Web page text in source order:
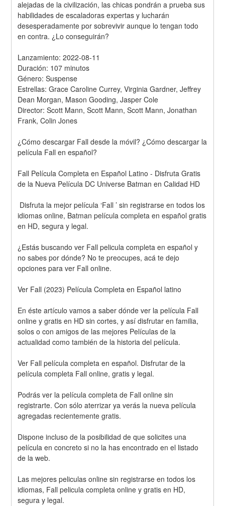
alejadas de la civilización, las chicas pondrán a prueba sus
habilidades de escaladoras expertas y lucharán
desesperadamente por sobrevivir aunque lo tengan todo
en contra. ¿Lo conseguirán?
Lanzamiento: 2022-08-11
Duración: 107 minutos
Género: Suspense
Estrellas: Grace Caroline Currey, Virginia Gardner, Jeffrey
Dean Morgan, Mason Gooding, Jasper Cole
Director: Scott Mann, Scott Mann, Scott Mann, Jonathan
Frank, Colin Jones
¿Cómo descargar Fall desde la móvil? ¿Cómo descargar la
película Fall en español?
Fall Película Completa en Español Latino - Disfruta Gratis
de la Nueva Película DC Universe Batman en Calidad HD
idiomas online, Batman película completa en español gratis
en HD, segura y legal.
¿Estás buscando ver Fall pelicula completa en español y
no sabes por dónde? No te preocupes, acá te dejo
opciones para ver Fall online.
Ver Fall (2023) Película Completa en Español latino
En éste artículo vamos a saber dónde ver la película Fall
online y gratis en HD sin cortes, y así disfrutar en familia,
solos o con amigos de las mejores Películas de la
actualidad como también de la historia del película.
Ver Fall película completa en español. Disfrutar de la
película completa Fall online, gratis y legal.
Podrás ver la película completa de Fall online sin
registrarte. Con sólo aterrizar ya verás la nueva película
agregadas recientemente gratis.
Dispone incluso de la posibilidad de que solicites una
película en concreto si no la has encontrado en el listado
de la web.
Las mejores peliculas online sin registrarse en todos los
idiomas, Fall pelicula completa online y gratis en HD,
segura y legal.